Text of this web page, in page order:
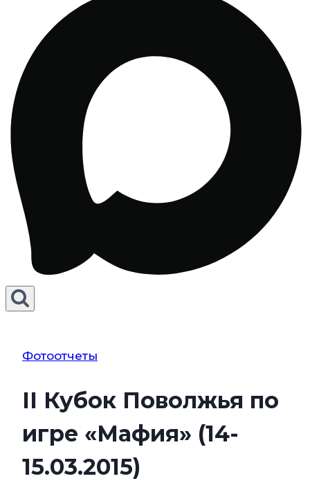
Фотоотчеты
II Кубок Поволжья по
игре «Мафия» (14-
15.03.2015)